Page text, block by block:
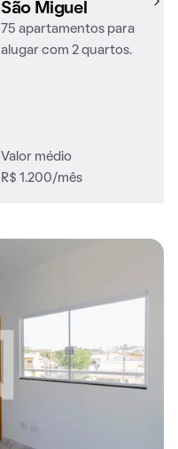
São Miguel
75 apartamentos para
alugar com 2 quartos.
Valor médio
R$ 1.200/mês